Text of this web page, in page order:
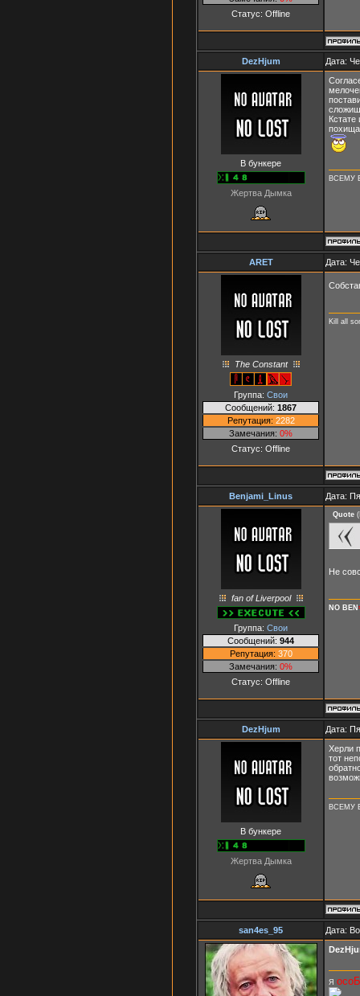
Статус: Offline
DezHjum Дата:
В бункере
Жертва Дымка
ВСЕМУ
ARET Дата:
The Constant
Группа: Свои
Сообщений: 1867
Репутация: 2282
Замечания: 0%
Статус: Offline
Kill all
Benjami_Linus Дата:
fan of Liverpool
Группа: Свои
Сообщений: 944
Репутация: 370
Замечания: 0%
Статус: Offline
Quote (
Не
NO BEN
DezHjum Дата:
В бункере
Жертва Дымка
Херли
тот
ВСЕМУ
san4es_95 Дата:
Я